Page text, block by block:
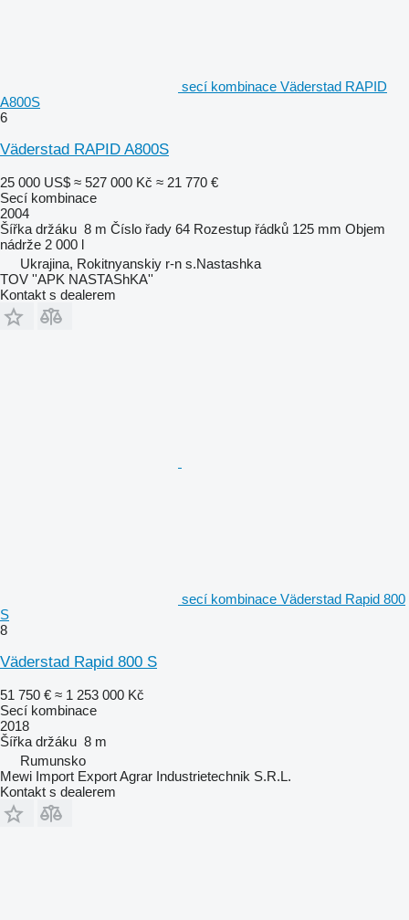
secí kombinace Väderstad RAPID
A800S
6
Väderstad RAPID A800S
25 000 US$ ≈ 527 000 Kč ≈ 21 770 €
Secí kombinace
2004
Šířka držáku 8 m Číslo řady 64 Rozestup řádků 125 mm Objem
nádrže 2 000 l
Ukrajina, Rokitnyanskiy r-n s.Nastashka
TOV ''APK NASTAShKA''
Kontakt s dealerem
secí kombinace Väderstad Rapid 800
S
8
Väderstad Rapid 800 S
51 750 € ≈ 1 253 000 Kč
Secí kombinace
2018
Šířka držáku 8 m
Rumunsko
Mewi Import Export Agrar Industrietechnik S.R.L.
Kontakt s dealerem